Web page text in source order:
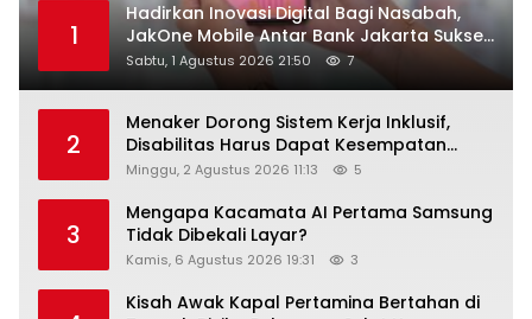
1
Hadirkan Inovasi Digital Bagi Nasabah,
JakOne Mobile Antar Bank Jakarta Sukses
Raih Digital Excellence Awards 2026
Sabtu, 1 Agustus 2026 21:50 7
2
Menaker Dorong Sistem Kerja Inklusif,
Disabilitas Harus Dapat Kesempatan
Setara
Minggu, 2 Agustus 2026 11:13 5
3
Mengapa Kacamata AI Pertama Samsung
Tidak Dibekali Layar?
Kamis, 6 Agustus 2026 19:31 3
Kisah Awak Kapal Pertamina Bertahan di